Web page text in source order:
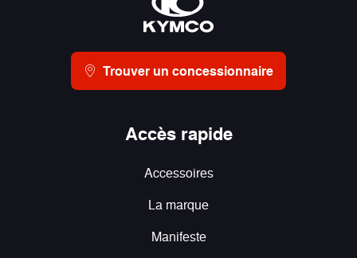
Trouver un concessionnaire
Accès rapide
Accessoires
La marque
Manifeste